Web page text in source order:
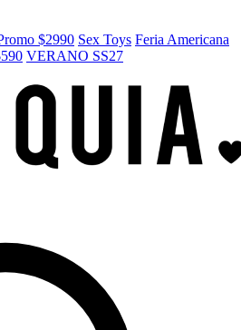
$2990 Sex Toys Feria Americana
VERANO SS27